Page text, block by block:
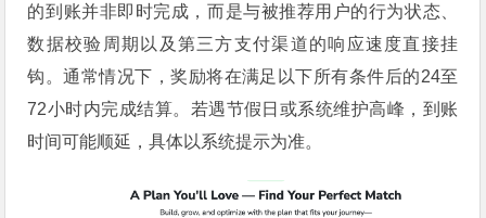
的到账并非即时完成，而是与被推荐用户的行为状态、
数据校验周期以及第三方支付渠道的响应速度直接挂
钩。通常情况下，奖励将在满足以下所有条件后的24至
72小时内完成结算。若遇节假日或系统维护高峰，到账
时间可能顺延，具体以系统提示为准。